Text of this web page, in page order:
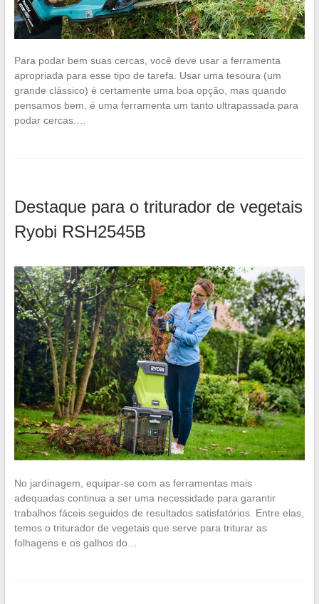
Para podar bem suas cercas, você deve usar a ferramenta
apropriada para esse tipo de tarefa. Usar uma tesoura (um
grande clássico) é certamente uma boa opção, mas quando
pensamos bem, é uma ferramenta um tanto ultrapassada para
podar cercas.…
Destaque para o triturador de vegetais
Ryobi RSH2545B
No jardinagem, equipar-se com as ferramentas mais
adequadas continua a ser uma necessidade para garantir
trabalhos fáceis seguidos de resultados satisfatórios. Entre elas,
temos o triturador de vegetais que serve para triturar as
folhagens e os galhos do…